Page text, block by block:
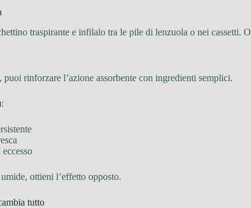
traspirante e infilalo tra le pile di lenzuola o nei cassetti.
, puoi rinforzare l’azione assorbente con ingredienti semplici.
ottieni l’effetto opposto.
tutto